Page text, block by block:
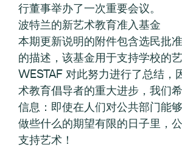
行董事举办了一次重要会议。
波特兰的新艺术教育准入基金
本期更新说明的附件包含选民批
的描述，该基金用于支持学校的艺
WESTAF 对此努力进行了总结，
术教育倡导者的重大进步，我们
信息：即使在人们对公共部门能
做些什么的期望有限的日子里，
支持艺术！